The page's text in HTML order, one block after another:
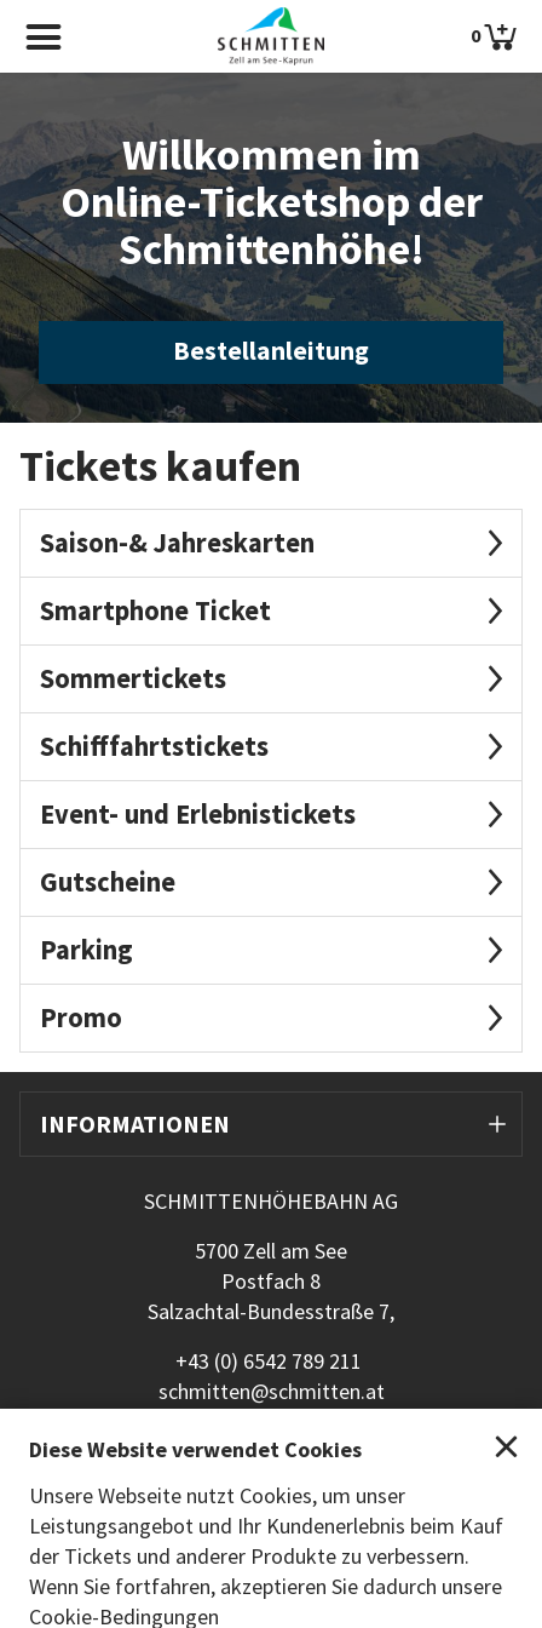
0
Willkommen im
Online-Ticketshop der
Schmittenhöhe!
Bestellanleitung
Tickets kaufen
Saison-& Jahreskarten
Smartphone Ticket
Sommertickets
Schifffahrtstickets
Event- und Erlebnistickets
Gutscheine
Parking
Promo
INFORMATIONEN
SCHMITTENHÖHEBAHN AG
5700 Zell am See
Postfach 8
Salzachtal-Bundesstraße 7,
+43 (0) 6542 789 211
schmitten@schmitten.at
ZAHLUNGSMETHODEN
Diese Website verwendet Cookies
Unsere Webseite nutzt Cookies, um unser
Leistungsangebot und Ihr Kundenerlebnis beim Kauf
der Tickets und anderer Produkte zu verbessern.
Wenn Sie fortfahren, akzeptieren Sie dadurch unsere
Cookie-Bedingungen